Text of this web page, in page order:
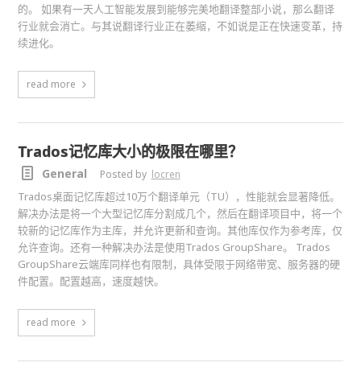
的。 如果有一天人工智能发展到能够完美地翻译整部小说，那么翻译
行业就会消亡。与其说翻译行业正在萎缩，不如说是正在快速变革，持
续进化。
read more
Trados记忆库大小的极限在哪里？
General Posted by locren
Trados桌面记忆库超过10万个翻译单元（TU），性能就会显著降低。
解决办法是将一个大型记忆库分割成几个，然后在翻译项目中，将一个
较新的记忆库作为主库，并允许更新和查询。其他库仅作为参考库，仅
允许查询。还有一种解决办法是使用Trados GroupShare。 Trados
GroupShare云端库同样也有限制，具体受限于网络带宽、服务器的硬
件配置。配置越高，速度越快。
read more